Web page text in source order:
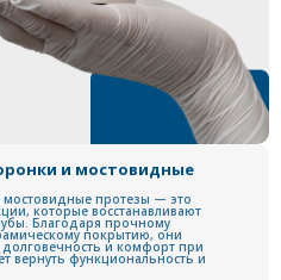
и мостовидные
протезы — это
которые восстанавливают
Благодаря прочному
покрытию, они
и комфорт при
вернуть функциональность и